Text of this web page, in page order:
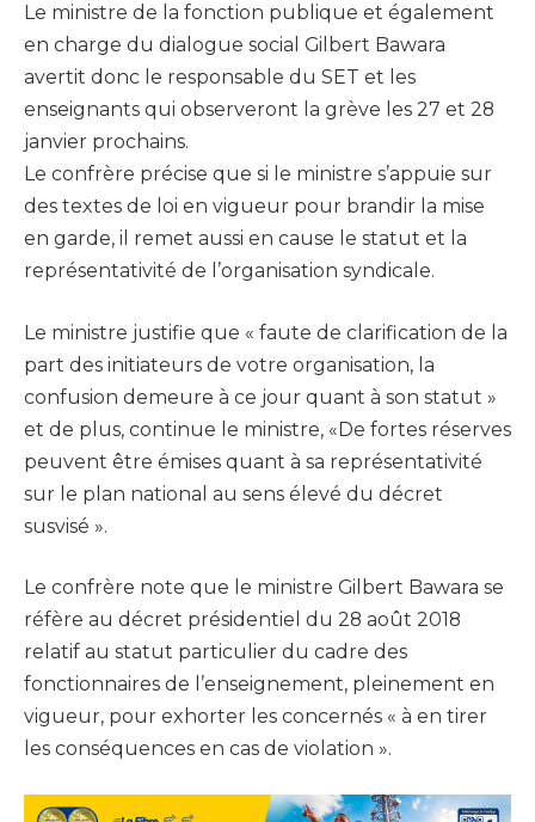
Le ministre de la fonction publique et également
en charge du dialogue social Gilbert Bawara
avertit donc le responsable du SET et les
enseignants qui observeront la grève les 27 et 28
janvier prochains.
Le confrère précise que si le ministre s’appuie sur
des textes de loi en vigueur pour brandir la mise
en garde, il remet aussi en cause le statut et la
représentativité de l’organisation syndicale.
Le ministre justifie que « faute de clarification de la
part des initiateurs de votre organisation, la
confusion demeure à ce jour quant à son statut »
et de plus, continue le ministre, «De fortes réserves
peuvent être émises quant à sa représentativité
sur le plan national au sens élevé du décret
susvisé ».
Le confrère note que le ministre Gilbert Bawara se
réfère au décret présidentiel du 28 août 2018
relatif au statut particulier du cadre des
fonctionnaires de l’enseignement, pleinement en
vigueur, pour exhorter les concernés « à en tirer
les conséquences en cas de violation ».